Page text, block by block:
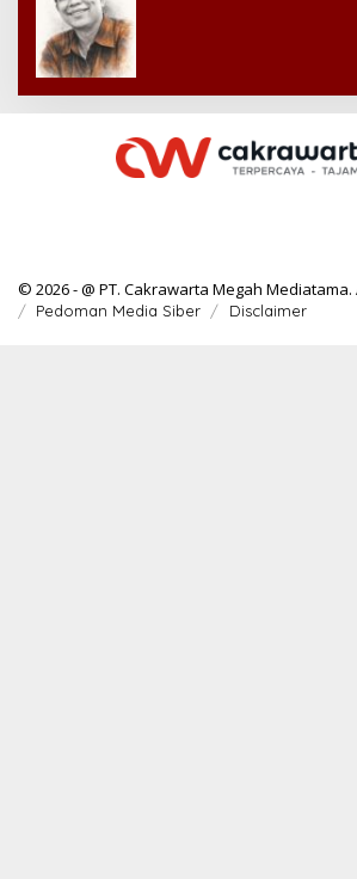
© 2026 - @ PT. Cakrawarta Megah Mediatama.
Pedoman Media Siber Disclaimer